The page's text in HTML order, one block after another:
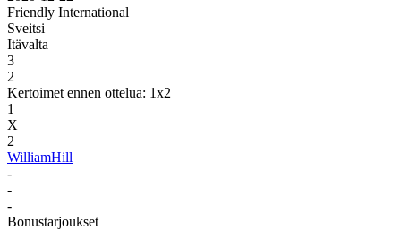
Friendly International
Sveitsi
Itävalta
3
2
Kertoimet ennen ottelua: 1x2
1
X
2
WilliamHill
-
-
-
Bonustarjoukset